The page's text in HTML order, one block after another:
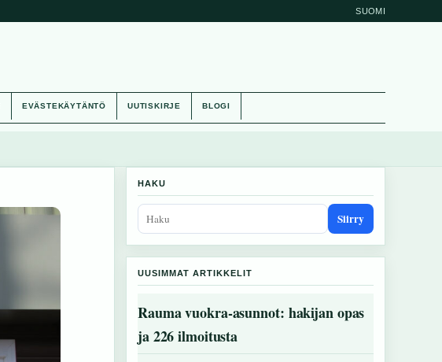
SUOMI
EVÄSTEKÄYTÄNTÖ UUTISKIRJE BLOGI
HAKU
Siirry
UUSIMMAT ARTIKKELIT
Rauma vuokra-asunnot: hakijan opas
ja 226 ilmoitusta